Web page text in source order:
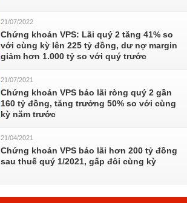
21/07/2022
Chứng khoán VPS: Lãi quý 2 tăng 41% so
với cùng kỳ lên 225 tỷ đồng, dư nợ margin
giảm hơn 1.000 tỷ so với quý trước
21/07/2021
Chứng khoán VPS báo lãi ròng quý 2 gần
160 tỷ đồng, tăng trưởng 50% so với cùng
kỳ năm trước
21/04/2021
Chứng khoán VPS báo lãi hơn 200 tỷ đồng
sau thuế quý 1/2021, gấp đôi cùng kỳ